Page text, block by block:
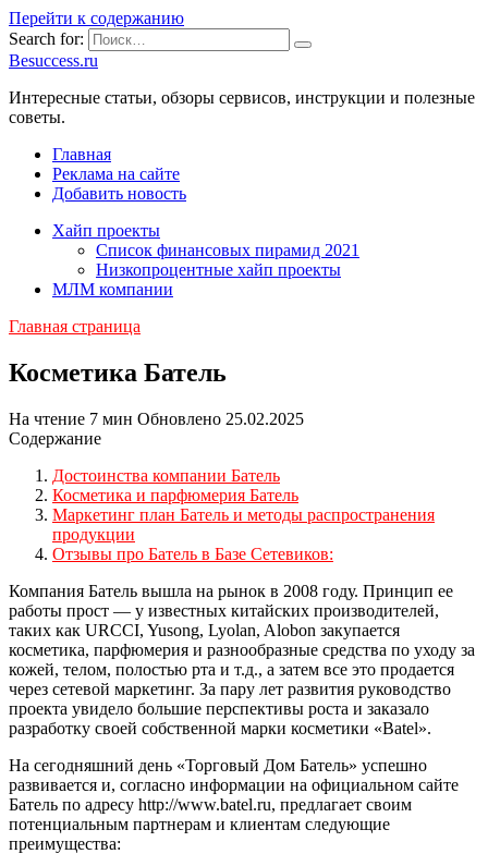
Перейти к содержанию
Search for:
Besuccess.ru
Интересные статьи, обзоры сервисов, инструкции и полезные
советы.
Главная
Реклама на сайте
Добавить новость
Хайп проекты
Список финансовых пирамид 2021
Низкопроцентные хайп проекты
МЛМ компании
Главная страница
Косметика Батель
На чтение 7 мин Обновлено 25.02.2025
Содержание
Достоинства компании Батель
Косметика и парфюмерия Батель
Маркетинг план Батель и методы распространения
продукции
Отзывы про Батель в Базе Сетевиков:
Компания Батель вышла на рынок в 2008 году. Принцип ее
работы прост — у известных китайских производителей,
таких как URCCI, Yusong, Lyolan, Alobon закупается
косметика, парфюмерия и разнообразные средства по уходу за
кожей, телом, полостью рта и т.д., а затем все это продается
через сетевой маркетинг. За пару лет развития руководство
проекта увидело большие перспективы роста и заказало
разработку своей собственной марки косметики «Batel».
На сегодняшний день «Торговый Дом Батель» успешно
развивается и, согласно информации на официальном сайте
Батель по адресу http://www.batel.ru, предлагает своим
потенциальным партнерам и клиентам следующие
преимущества: